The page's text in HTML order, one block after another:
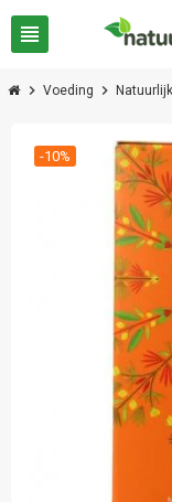
view_headline
chevron_right Voeding chevron_right
-10%